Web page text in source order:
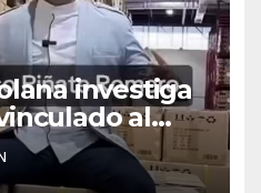
investiga
al
según